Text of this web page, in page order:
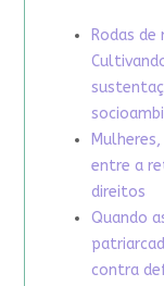
Rodas
entre a
direitos
Quando
contra